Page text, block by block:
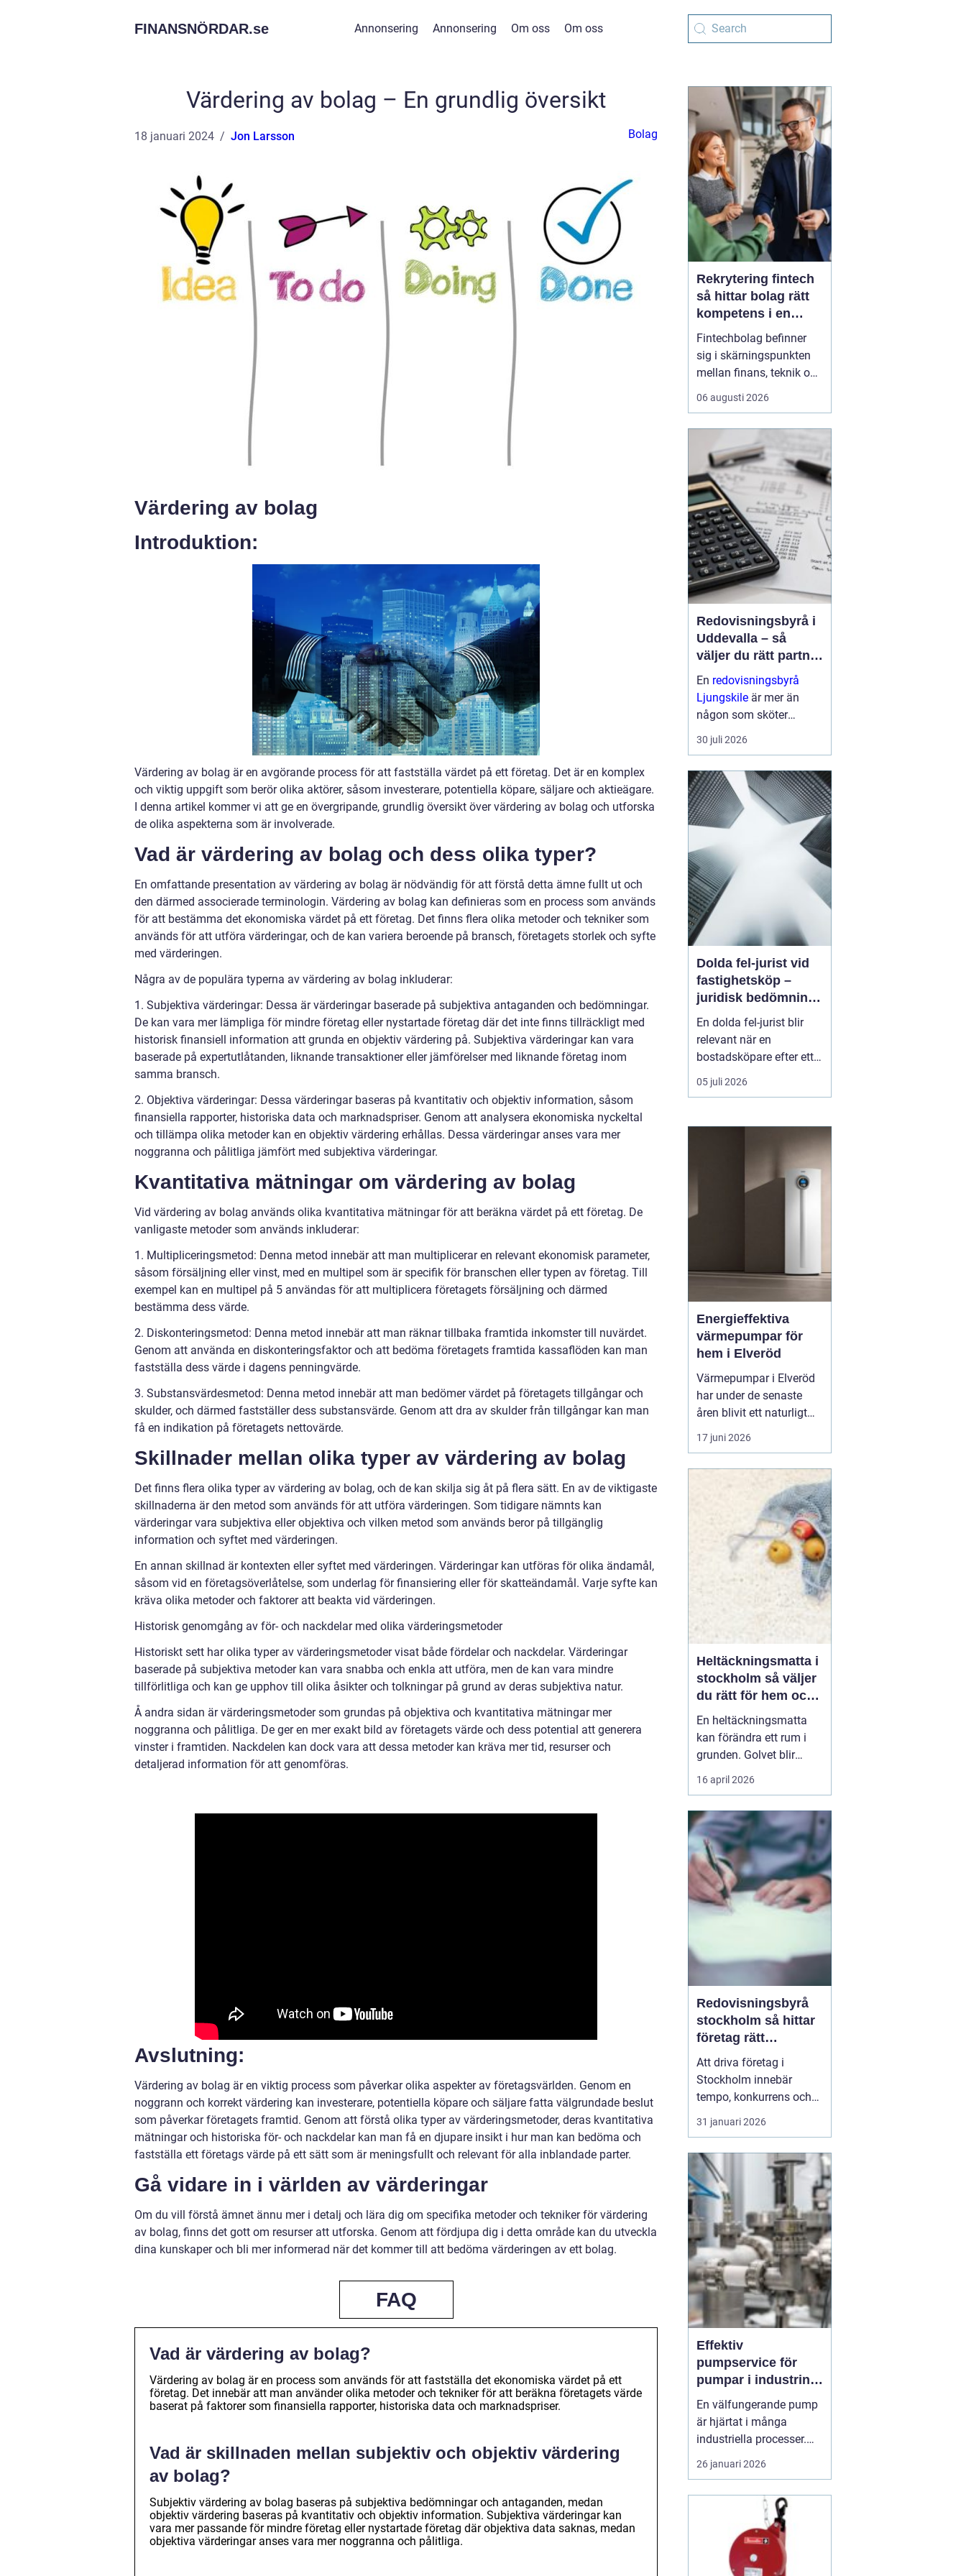
FINANSNÖRDAR.se Annonsering Annonsering Om oss Om oss
Värdering av bolag – En grundlig översikt
18 januari 2024 Jon Larsson Bolag
Värdering av bolag
Introduktion:
Värdering av bolag är en avgörande process för att fastställa värdet på ett företag. Det är en komplex
och viktig uppgift som berör olika aktörer, såsom investerare, potentiella köpare, säljare och aktieägare.
I denna artikel kommer vi att ge en övergripande, grundlig översikt över värdering av bolag och utforska
de olika aspekterna som är involverade.
Vad är värdering av bolag och dess olika typer?
En omfattande presentation av värdering av bolag är nödvändig för att förstå detta ämne fullt ut och
den därmed associerade terminologin. Värdering av bolag kan definieras som en process som används
för att bestämma det ekonomiska värdet på ett företag. Det finns flera olika metoder och tekniker som
används för att utföra värderingar, och de kan variera beroende på bransch, företagets storlek och syfte
med värderingen.
Några av de populära typerna av värdering av bolag inkluderar:
1. Subjektiva värderingar: Dessa är värderingar baserade på subjektiva antaganden och bedömningar.
De kan vara mer lämpliga för mindre företag eller nystartade företag där det inte finns tillräckligt med
historisk finansiell information att grunda en objektiv värdering på. Subjektiva värderingar kan vara
baserade på expertutlåtanden, liknande transaktioner eller jämförelser med liknande företag inom
samma bransch.
2. Objektiva värderingar: Dessa värderingar baseras på kvantitativ och objektiv information, såsom
finansiella rapporter, historiska data och marknadspriser. Genom att analysera ekonomiska nyckeltal
och tillämpa olika metoder kan en objektiv värdering erhållas. Dessa värderingar anses vara mer
noggranna och pålitliga jämfört med subjektiva värderingar.
Kvantitativa mätningar om värdering av bolag
Vid värdering av bolag används olika kvantitativa mätningar för att beräkna värdet på ett företag. De
vanligaste metoder som används inkluderar:
1. Multipliceringsmetod: Denna metod innebär att man multiplicerar en relevant ekonomisk parameter,
såsom försäljning eller vinst, med en multipel som är specifik för branschen eller typen av företag. Till
exempel kan en multipel på 5 användas för att multiplicera företagets försäljning och därmed
bestämma dess värde.
2. Diskonteringsmetod: Denna metod innebär att man räknar tillbaka framtida inkomster till nuvärdet.
Genom att använda en diskonteringsfaktor och att bedöma företagets framtida kassaflöden kan man
fastställa dess värde i dagens penningvärde.
3. Substansvärdesmetod: Denna metod innebär att man bedömer värdet på företagets tillgångar och
skulder, och därmed fastställer dess substansvärde. Genom att dra av skulder från tillgångar kan man
få en indikation på företagets nettovärde.
Skillnader mellan olika typer av värdering av bolag
Det finns flera olika typer av värdering av bolag, och de kan skilja sig åt på flera sätt. En av de viktigaste
skillnaderna är den metod som används för att utföra värderingen. Som tidigare nämnts kan
värderingar vara subjektiva eller objektiva och vilken metod som används beror på tillgänglig
information och syftet med värderingen.
En annan skillnad är kontexten eller syftet med värderingen. Värderingar kan utföras för olika ändamål,
såsom vid en företagsöverlåtelse, som underlag för finansiering eller för skatteändamål. Varje syfte kan
kräva olika metoder och faktorer att beakta vid värderingen.
Historisk genomgång av för- och nackdelar med olika värderingsmetoder
Historiskt sett har olika typer av värderingsmetoder visat både fördelar och nackdelar. Värderingar
baserade på subjektiva metoder kan vara snabba och enkla att utföra, men de kan vara mindre
tillförlitliga och kan ge upphov till olika åsikter och tolkningar på grund av deras subjektiva natur.
Å andra sidan är värderingsmetoder som grundas på objektiva och kvantitativa mätningar mer
noggranna och pålitliga. De ger en mer exakt bild av företagets värde och dess potential att generera
vinster i framtiden. Nackdelen kan dock vara att dessa metoder kan kräva mer tid, resurser och
detaljerad information för att genomföras.
Avslutning:
Värdering av bolag är en viktig process som påverkar olika aspekter av företagsvärlden. Genom en
noggrann och korrekt värdering kan investerare, potentiella köpare och säljare fatta välgrundade beslut
som påverkar företagets framtid. Genom att förstå olika typer av värderingsmetoder, deras kvantitativa
mätningar och historiska för- och nackdelar kan man få en djupare insikt i hur man kan bedöma och
fastställa ett företags värde på ett sätt som är meningsfullt och relevant för alla inblandade parter.
Gå vidare in i världen av värderingar
Om du vill förstå ämnet ännu mer i detalj och lära dig om specifika metoder och tekniker för värdering
av bolag, finns det gott om resurser att utforska. Genom att fördjupa dig i detta område kan du utveckla
dina kunskaper och bli mer informerad när det kommer till att bedöma värderingen av ett bolag.
FAQ
Vad är värdering av bolag?
Värdering av bolag är en process som används för att fastställa det ekonomiska värdet på ett
företag. Det innebär att man använder olika metoder och tekniker för att beräkna företagets värde
baserat på faktorer som finansiella rapporter, historiska data och marknadspriser.
Vad är skillnaden mellan subjektiv och objektiv värdering
av bolag?
Subjektiv värdering av bolag baseras på subjektiva bedömningar och antaganden, medan
objektiv värdering baseras på kvantitativ och objektiv information. Subjektiva värderingar kan
vara mer passande för mindre företag eller nystartade företag där objektiva data saknas, medan
objektiva värderingar anses vara mer noggranna och pålitliga.
Rekrytering fintech
så hittar bolag rätt
kompetens i en
reglerad och
snabbföränderlig
bransch
Fintechbolag befinner
sig i skärningspunkten
mellan finans, teknik och
innovation. Tempot är
högt, affärsmodellerna
nya regelverk påverkar
vardagen. Samtidigt
behöver kunderna känna
tillit, och
tillsynsmyndigheter
kräver ordning ...
06 augusti 2026
Redovisningsbyrå i
Uddevalla – så
väljer du rätt partner
för företagets
ekonomi
En redovisningsbyrå
Ljungskile är mer än
någon som sköter
bokföringen i
bakgrunden. För många
30 juli 2026
Dolda fel-jurist vid
fastighetsköp –
juridisk bedömning
av ansvar, bevisning
och tvistlösning
En dolda fel-jurist blir
relevant när en
bostadsköpare efter ett
fastighetsköp upptäcker
brister som inte varit
upptäcka vid
köpetillfället. Det kan
röra sig om fuktskador,
05 juli 2026
Energieffektiva
värmepumpar för
hem i Elveröd
Värmepumpar i Elveröd
har under de senaste
åren blivit ett naturligt
samtalsämne för
villaägare som vill
uppvärmningskostnader
med ett mer hållbart
energival. Många hus i
områ...
17 juni 2026
Heltäckningsmatta i
stockholm så väljer
du rätt för hem och
kontor
En heltäckningsmatta
kan förändra ett rum i
grunden. Golvet blir
mjukare, ljudnivån
sjunker och hela miljön
ombonad. I en storstad
som Stockholm, där
många bor trångt och
ljud lätt sprids mellan
våningsplan och
lägenheter, har heltäck...
16 april 2026
Redovisningsbyrå
stockholm så hittar
företag rätt
långsiktig partner
Att driva företag i
Stockholm innebär
tempo, konkurrens och
många beslut. Särskilt
ekonomin kräver mer tid
Därför väljer allt fler
entreprenörer att ta hjälp
aven redovisningsbyrå
Stockholm i<...
31 januari 2026
Effektiv
pumpservice för
pumpar i industrin –
så säkrar du driften
En välfungerande pump
är hjärtat i många
industriella processer.
När flödet stannar,
stannar ofta hela
pumpservice– pumpar
26 januari 2026